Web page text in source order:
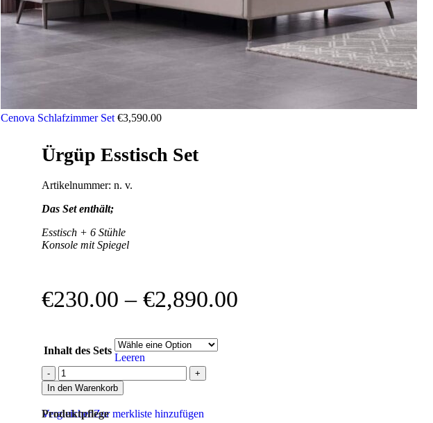
Cenova Schlafzimmer Set €3,590.00
Ürgüp Esstisch Set
Artikelnummer: n. v.
Das Set enthält;
Esstisch + 6 Stühle
Konsole mit Spiegel
€230.00 – €2,890.00
Inhalt des Sets
Leeren
In den Warenkorb
VergleichenZur merkliste hinzufügen
Produktpflege